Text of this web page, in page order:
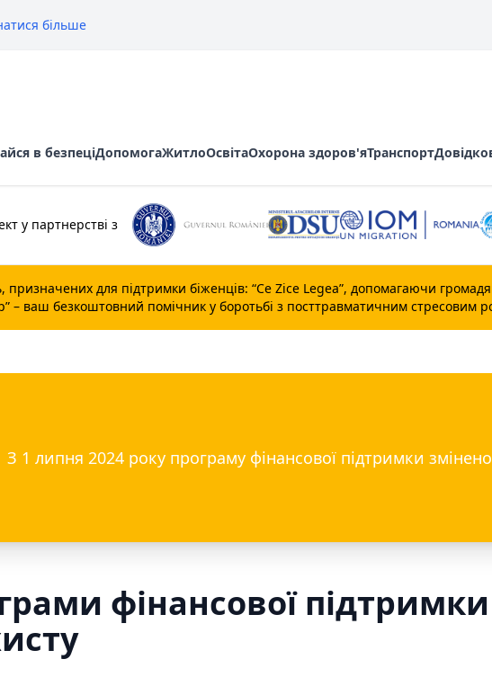
більше
в безпеціДопомогаЖитлоОсвітаОхорона здоров'яТранспорт
у партнерстві з
для підтримки біженців: “Ce Zice Legea”, допомагаючи
” – ваш безкоштовний помічник у боротьбі з посттравматичним стресовим
З 1 липня 2024 року програму фінансової підтримки
фінансової підтримки